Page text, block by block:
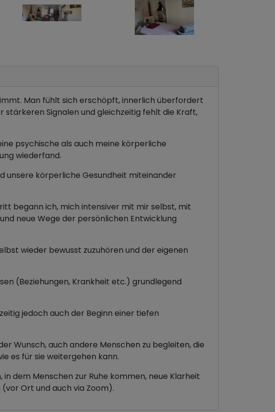
Man fühlt sich erschöpft, innerlich überfordert
Signalen und gleichzeitig fehlt die Kraft,
psychische als auch meine körperliche
wiederfand.
unsere körperliche Gesundheit miteinander
begann ich, mich intensiver mit mir selbst, mit
neue Wege der persönlichen Entwicklung
wieder bewusst zuzuhören und der eigenen
(Beziehungen, Krankheit etc.) grundlegend
jedoch auch der Beginn einer tiefen
Wunsch, auch andere Menschen zu begleiten, die
es für sie weitergehen kann.
dem Menschen zur Ruhe kommen, neue Klarheit
Ort und auch via Zoom).